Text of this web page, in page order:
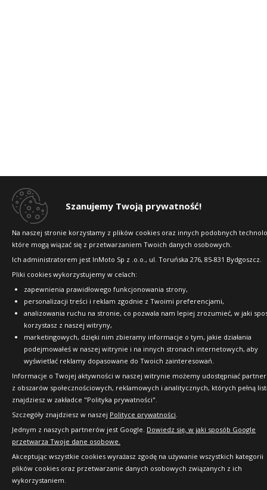
Szanujemy Twoją prywatność!
Na naszej stronie korzystamy z plików cookies oraz innych podobnych
które mogą wiązać się z przetwarzaniem Twoich danych osobowych.
Ich administratorem jest InMoto Sp z .o.o., ul. Toruńska 276, 85-831 Bydgoszcz.
Pliki cookies wykorzystujemy w celach:
zapewnienia prawidłowego funkcjonowania strony,
personalizacji treści i reklam zgodnie z Twoimi preferencjami,
analizowania ruchu na stronie, co pozwala nam lepiej zrozumieć, w jaki
korzystasz z naszej witryny,
marketingowych, dzięki nim zbieramy informacje o tym, jakie działania
podejmowałeś w naszej witrynie i na innych stronach internetowych, aby
wyświetlać reklamy dopasowane do Twoich zainteresowań.
Informacje o Twojej aktywności w naszej witrynie możemy udostępniać
z obszarów społecznościowych, reklamowych i analitycznych, których pełną
znajdziesz w zakładce "Polityka prywatności".
Szczegóły znajdziesz w naszej Polityce prywatności.
Jednym z naszych partnerów jest Google. Dowiedz się, w jaki sposób Google
przetwarza Twoje dane osobowe.
Akceptując wszystkie cookies wyrażasz zgodę na używanie wszystkich kategorii
plików cookies oraz przetwarzanie danych osobowych związanych z ich
wykorzystaniem.